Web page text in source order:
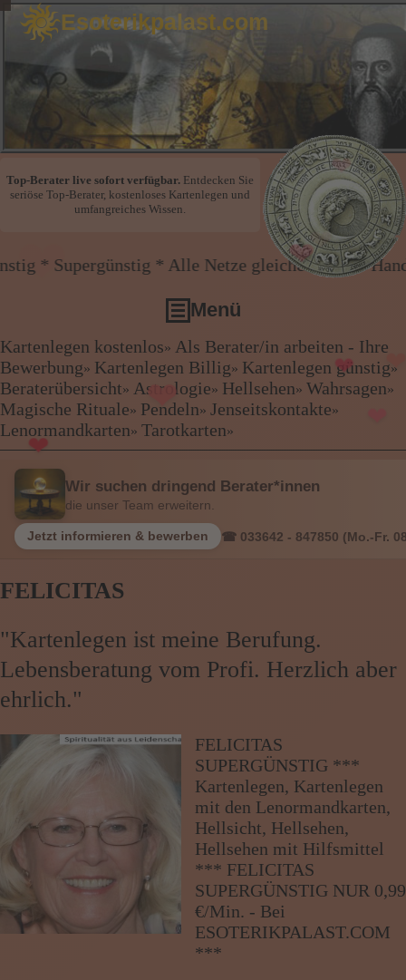
❤
❤
❤
❤
❤
❤
Esoterikpalast.com
Top-Berater live sofort verfügbar.Entdecken Sie
seriöse Top-Berater, kostenloses Kartenlegen und
umfangreiches Wissen.
* Alle Netze gleicher Preis * Handy und
Menü
Kartenlegen kostenlos
Als Berater/in arbeiten - Ihre Bewerbung
Kartenlegen Billig
Kartenlegen günstig
Beraterübersicht
Astrologie
Hellsehen
Wahrsagen
Magische Rituale
Pendeln
Lenormandkarten
Menü: Beraterübersicht Kategorien
Menü: Beraterübersicht von A bis Z
Menü: Kartenlegen kostenlos, Jobs,
Wissen von A - Z
Kartenlegen kostenlos» Als Berater/in arbeiten - Ihre
Bewerbung» Kartenlegen Billig» Kartenlegen günstig»
Beraterübersicht» Astrologie» Hellsehen» Wahrsagen»
Magische Rituale» Pendeln» Jenseitskontakte»
Lenormandkarten» Tarotkarten»
Wir suchen dringend Berater*innen
die unser Team erweitern.
Jetzt informieren & bewerben ☎ 033642 - 847850 (Mo.-Fr.
FELICITAS
"Kartenlegen ist meine Berufung.
Lebensberatung vom Profi. Herzlich aber
ehrlich."
FELICITAS
SUPERGÜNSTIG ***
Kartenlegen, Kartenlegen
mit den Lenormandkarten,
Hellsicht, Hellsehen,
Hellsehen mit Hilfsmittel
*** FELICITAS
SUPERGÜNSTIG NUR 0,99
€/Min. - Bei
ESOTERIKPALAST.COM
***